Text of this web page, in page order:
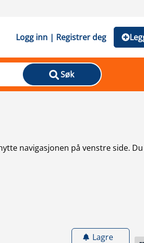
Logg inn | Registrer deg
Søk
navigasjonen på venstre side. Du
Lagre